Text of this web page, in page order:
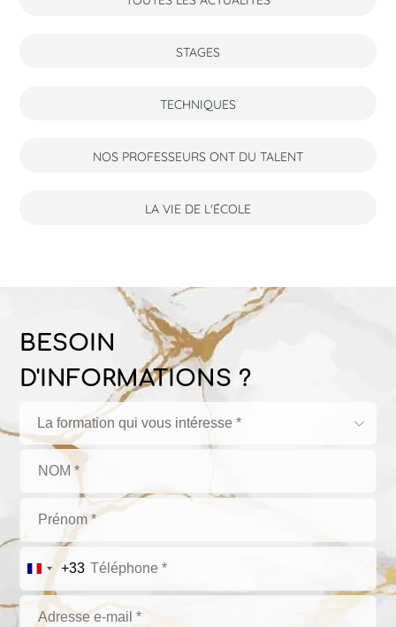
STAGES
TECHNIQUES
NOS PROFESSEURS ONT DU TALENT
LA VIE DE L'ÉCOLE
BESOIN
D'INFORMATIONS ?
La formation qui vous intéresse *
+33